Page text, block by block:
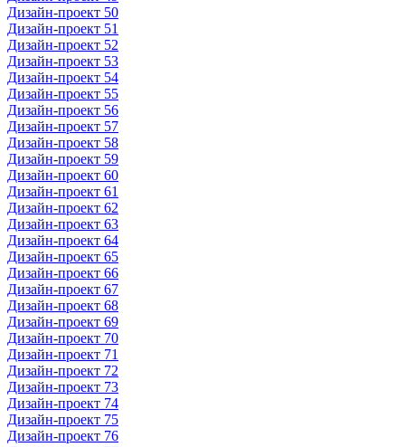
Дизайн-проект 50
Дизайн-проект 51
Дизайн-проект 52
Дизайн-проект 53
Дизайн-проект 54
Дизайн-проект 55
Дизайн-проект 56
Дизайн-проект 57
Дизайн-проект 58
Дизайн-проект 59
Дизайн-проект 60
Дизайн-проект 61
Дизайн-проект 62
Дизайн-проект 63
Дизайн-проект 64
Дизайн-проект 65
Дизайн-проект 66
Дизайн-проект 67
Дизайн-проект 68
Дизайн-проект 69
Дизайн-проект 70
Дизайн-проект 71
Дизайн-проект 72
Дизайн-проект 73
Дизайн-проект 74
Дизайн-проект 75
Дизайн-проект 76